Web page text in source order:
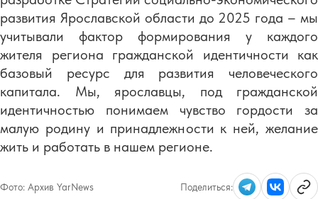
развития Ярославской области до 2025 года – мы
учитывали фактор формирования у каждого
жителя региона гражданской идентичности как
базовый ресурс для развития человеческого
капитала. Мы, ярославцы, под гражданской
идентичностью понимаем чувство гордости за
малую родину и принадлежности к ней, желание
жить и работать в нашем регионе.
Фото: Архив YarNews Поделиться: